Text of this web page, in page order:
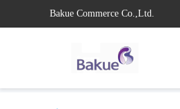
Bakue Commerce Co.,Ltd.